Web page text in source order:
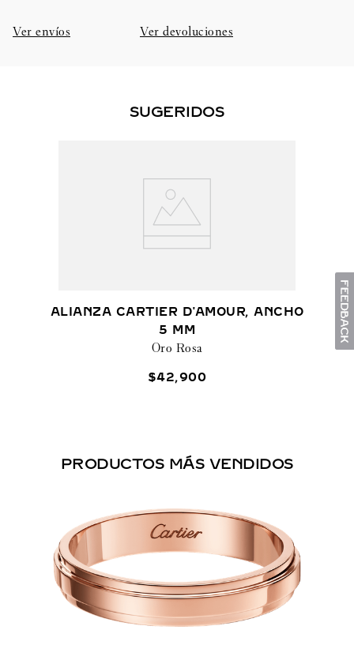
Ver envíos Ver devoluciones
SUGERIDOS
ALIANZA CARTIER D'AMOUR, ANCHO
5 MM
Oro Rosa
$42,900
PRODUCTOS MÁS VENDIDOS